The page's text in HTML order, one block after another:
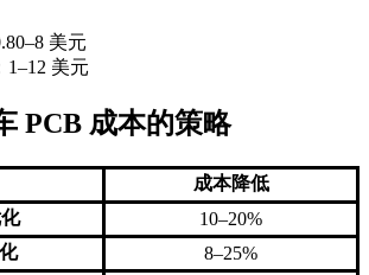
美元
1–12 美元
PCB 成本的策略
成本降低
10–20%
8–25%